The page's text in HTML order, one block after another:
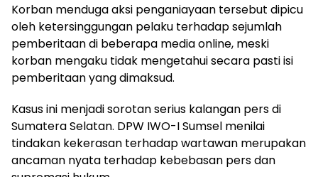
Korban menduga aksi penganiayaan tersebut dipicu
oleh ketersinggungan pelaku terhadap sejumlah
pemberitaan di beberapa media online, meski
korban mengaku tidak mengetahui secara pasti isi
pemberitaan yang dimaksud.
Kasus ini menjadi sorotan serius kalangan pers di
Sumatera Selatan. DPW IWO-I Sumsel menilai
tindakan kekerasan terhadap wartawan merupakan
ancaman nyata terhadap kebebasan pers dan